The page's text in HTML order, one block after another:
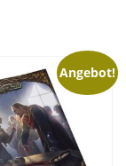
Angebot!